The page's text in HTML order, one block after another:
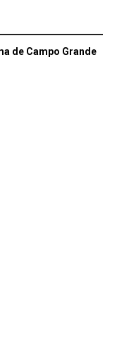
de Campo Grande